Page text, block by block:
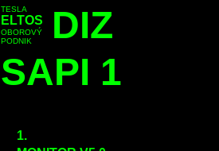
TESLA
ELTOS
OBOROVÝ
PODNIK
DIZ
SAPI 1
1.